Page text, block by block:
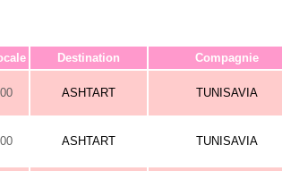
Destination Compagnie
ASHTART TUNISAVIA
ASHTART TUNISAVIA